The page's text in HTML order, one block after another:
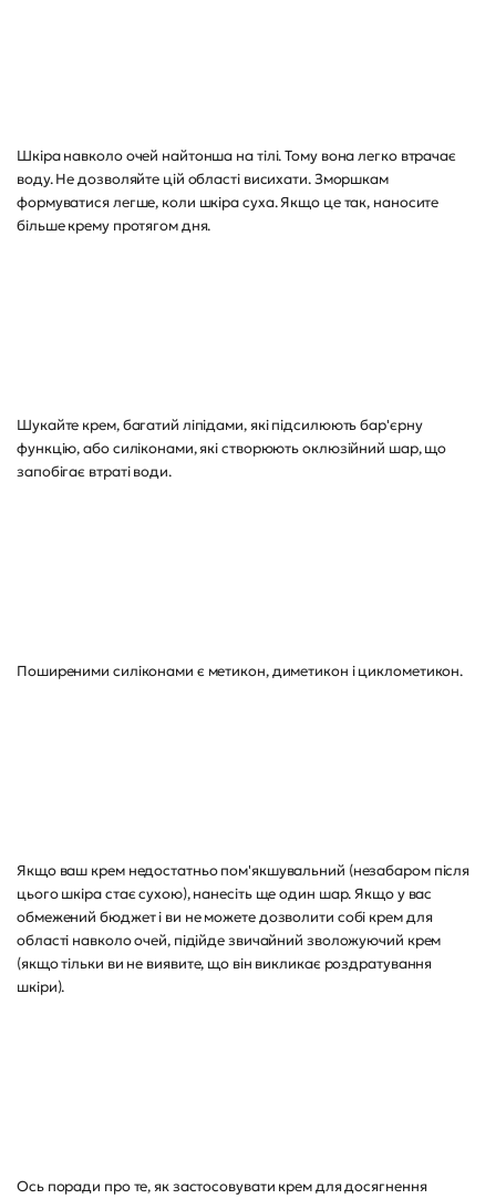
Шкіра навколо очей найтонша на тілі. Тому вона легко втрачає
воду. Не дозволяйте цій області висихати. Зморшкам
формуватися легше, коли шкіра суха. Якщо це так, наносите
більше крему протягом дня.
Шукайте крем, багатий ліпідами, які підсилюють бар'єрну
функцію, або силіконами, які створюють оклюзійний шар, що
запобігає втраті води.
Поширеними силіконами є метикон, диметикон і циклометикон.
Якщо ваш крем недостатньо пом'якшувальний (незабаром після
цього шкіра стає сухою), нанесіть ще один шар. Якщо у вас
обмежений бюджет і ви не можете дозволити собі крем для
області навколо очей, підійде звичайний зволожуючий крем
(якщо тільки ви не виявите, що він викликає роздратування
шкіри).
Ось поради про те, як застосовувати крем для досягнення